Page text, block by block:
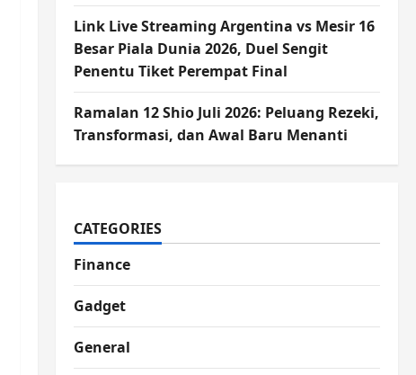
Link Live Streaming Argentina vs Mesir 16
Besar Piala Dunia 2026, Duel Sengit
Penentu Tiket Perempat Final
Ramalan 12 Shio Juli 2026: Peluang Rezeki,
Transformasi, dan Awal Baru Menanti
CATEGORIES
Finance
Gadget
General